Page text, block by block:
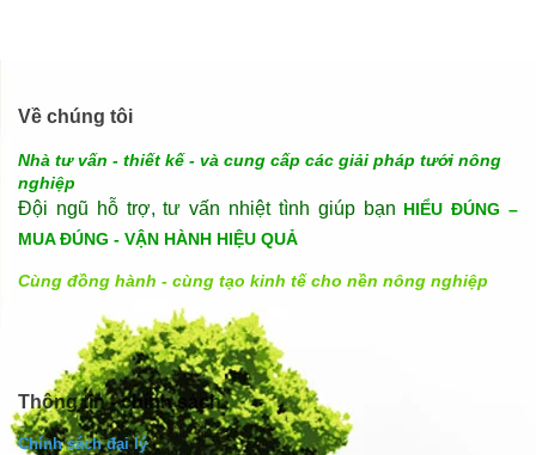
Về chúng tôi
Nhà tư vấn - thiết kế - và cung cấp các giải pháp tưới nông
nghiệp
Đội ngũ hỗ trợ, tư vấn nhiệt tình giúp bạn HIỂU ĐÚNG –
MUA ĐÚNG - VẬN HÀNH HIỆU QUẢ
Cùng đồng hành - cùng tạo kinh tế cho nền nông nghiệp
Thông tin - chính sách
Chính sách đại lý